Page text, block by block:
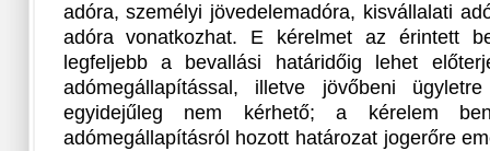
adóra, személyi jövedelemadóra, kisvállalati
adóra vonatkozhat. E kérelmet az érintett
legfeljebb a bevallási határidőig lehet
adómegállapítással, illetve jövőbeni
egyidejűleg nem kérhető; a kérelem
adómegállapításról hozott határozat jogerőre